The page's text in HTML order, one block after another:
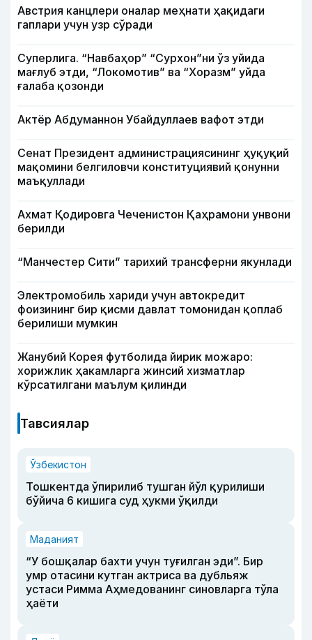
Австрия канцлери оналар меҳнати ҳақидаги
гаплари учун узр сўради
Суперлига. “Навбаҳор” “Сурхон”ни ўз уйида
мағлуб этди, “Локомотив” ва “Хоразм” уйда
ғалаба қозонди
Актёр Абду­маннон Убайдуллаев вафот этди
Сенат Президент администрациясининг ҳуқуқий
мақомини белгиловчи конституциявий қонунни
маъқуллади
Ахмат Қодировга Чеченистон Қаҳрамони унвони
берилди
“Манчестер Сити” тарихий трансферни якунлади
Электромобиль хариди учун автокредит
фоизининг бир қисми давлат томонидан қоплаб
берилиши мумкин
Жанубий Корея футболида йирик можаро:
хорижлик ҳакамларга жинсий хизматлар
кўрсатилгани маълум қилинди
Тавсиялар
Ўзбекистон
Тошкентда ўпирилиб тушган йўл қурилиши
бўйича 6 кишига суд ҳукми ўқилди
Маданият
“У бошқалар бахти учун туғилган эди”. Бир
умр отасини кутган актриса ва дубльяж
устаси Римма Аҳмедованинг синовларга тўла
ҳаёти